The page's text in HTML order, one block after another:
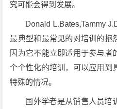
究可能会得到发展。
Donald L.Bates,Tammy
最典型和最常见的对培训的抱
因为它不能立即适用于参与者
个个性化的培训，可以应用到
特殊的情况。
国外学者是从销售人员培